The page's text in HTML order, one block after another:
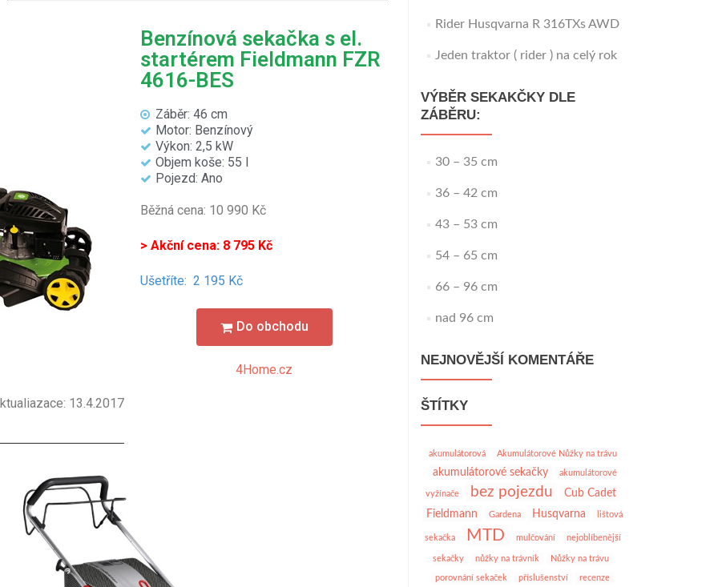
13.4.2017
Benzínová sekačka s el.
startérem Fieldmann FZR
4616-BES
Záběr: 46 cm
Motor: Benzínový
Výkon: 2,5 kW
Objem koše: 55 l
Pojezd: Ano
Běžná cena: 10 990 Kč
> Akční cena: 8 795 Kč
Ušetříte: 2 195 Kč
Do obchodu
4Home.cz
Rider Husqvarna R 316TXs AWD
Jeden traktor ( rider ) na celý rok
VÝBĚR SEKAKČKY DLE
ZÁBĚRU:
30 – 35 cm
36 – 42 cm
43 – 53 cm
54 – 65 cm
66 – 96 cm
nad 96 cm
NEJNOVĚJŠÍ KOMENTÁŘE
ŠTÍTKY
akumulátorová Akumulátorové Nůžky na trávu
akumulátorové sekačky akumulátorové
vyžínače bez pojezdu
Cub Cadet
Fieldmann
Gardena Husqvarna lištová
sekačka MTD mulčování nejoblíbenější
sekačky nůžky na trávník Nůžky na trávu
porovnání sekaček příslušenství recenze